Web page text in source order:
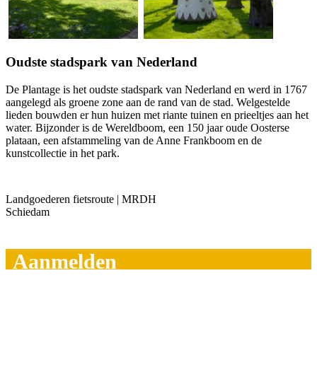
Oudste stadspark van Nederland
De Plantage is het oudste stadspark van Nederland en werd in 1767
aangelegd als groene zone aan de rand van de stad. Welgestelde
lieden bouwden er hun huizen met riante tuinen en prieeltjes aan het
water. Bijzonder is de Wereldboom, een 150 jaar oude Oosterse
plataan, een afstammeling van de Anne Frankboom en de
kunstcollectie in het park.
Landgoederen fietsroute | MRDH
Schiedam
Aanmelden